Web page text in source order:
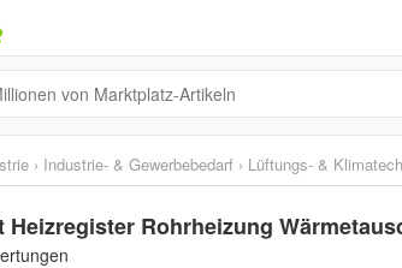
› Industrie- & Gewerbebedarf › Lüftungs- &
Heizregister Rohrheizung